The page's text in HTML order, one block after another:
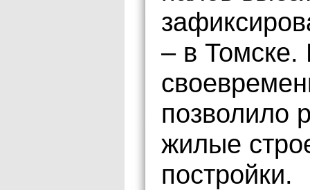
– в Томске.
позволило
жилые
постройки.